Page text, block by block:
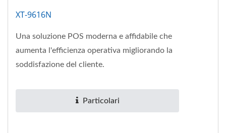
XT-9616N
Una soluzione POS moderna e affidabile che
aumenta l'efficienza operativa migliorando la
soddisfazione del cliente.
Particolari